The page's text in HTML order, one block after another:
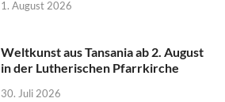
1. August 2026
Weltkunst aus Tansania ab 2. August
in der Lutherischen Pfarrkirche
30. Juli 2026